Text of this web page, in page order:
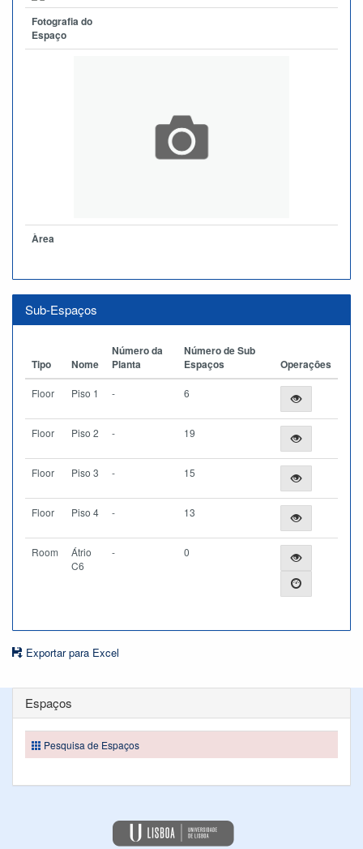
Fotografia do
Espaço
Àrea
Sub-Espaços
Tipo Nome
Número da
Planta
Número de Sub
Espaços
Operações
Floor Piso 1 - 6
Floor Piso 2 - 19
Floor Piso 3 - 15
Floor Piso 4 - 13
Room
Átrio
C6
- 0
Exportar para Excel
Espaços
Pesquisa de Espaços